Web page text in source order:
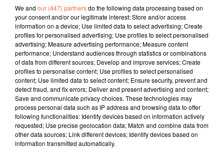
info
12 mars 2024 - 13 min 1 sec
JOURNAL DU MARDI 12 MARS (SOIR)
Fabien Gazeau
L'info près de chez vous
Présenté par Fabien Gazeau
- Les carnets de commande se réduisent pour les
entreprises deux-sévriennes.
- Les résidents de l'Ehpad La Chatillonnaise vont
déménager dans un mois, dans un établissement tout
We and our (447) partnersdo the following data processing based on
your consent and/or our legitimate interest: Store and/or access
information on a device; Use limited data to select advertising; Create
profiles for personalised advertising; Use profiles to select personalised
advertising; Measure advertising performance; Measure content
performance; Understand audiences through statistics or combinations
of data from different sources; Develop and improve services; Create
profiles to personalise content; Use profiles to select personalised
content; Use limited data to select content; Ensure security, prevent and
detect fraud, and fix errors; Deliver and present advertising and content;
Save and communicate privacy choices. These technologies may
process personal data such as IP address and browsing data to offer
following functionalities: Identify devices based on information actively
requested; Use precise geolocation data; Match and combine data from
other data sources; Link different devices; Identify devices based on
information transmitted automatically.